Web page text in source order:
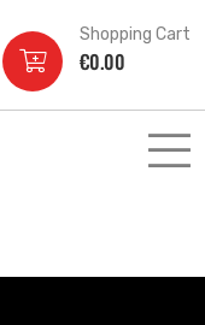
Shopping Cart
€0.00